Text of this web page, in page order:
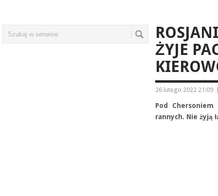
ŻYJE
26 lutego 2022 21:09
Pod
rannych. Nie żyją